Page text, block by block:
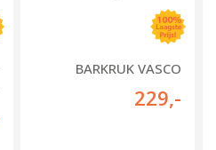
BARKRUK VASCO
229,-